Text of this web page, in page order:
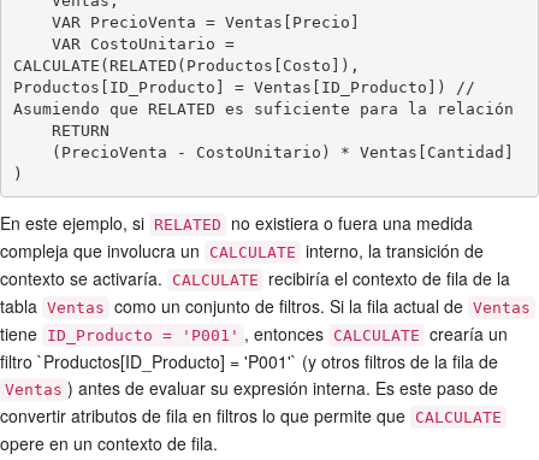
CALCULATE(RELATED(Productos[Costo]),
Productos[ID_Producto] = Ventas[ID_Producto]) //
Asumiendo que RELATED es suficiente para la relación
En este ejemplo, si RELATED
no existiera o fuera una medida
compleja que involucra un
CALCULATE interno, la transición de
contexto se activaría.
CALCULATE
recibiría el contexto de fila de la
tabla Ventas como un conjunto de filtros. Si la fila actual de Ventas
tiene ID_Producto = 'P001' , entonces CALCULATE crearía un
filtro `Productos[ID_Producto] = 'P001'` (y otros filtros de la fila de
Ventas ) antes de evaluar su expresión interna. Es este paso de
convertir atributos de fila en filtros lo que permite que CALCULATE
opere en un contexto de fila.